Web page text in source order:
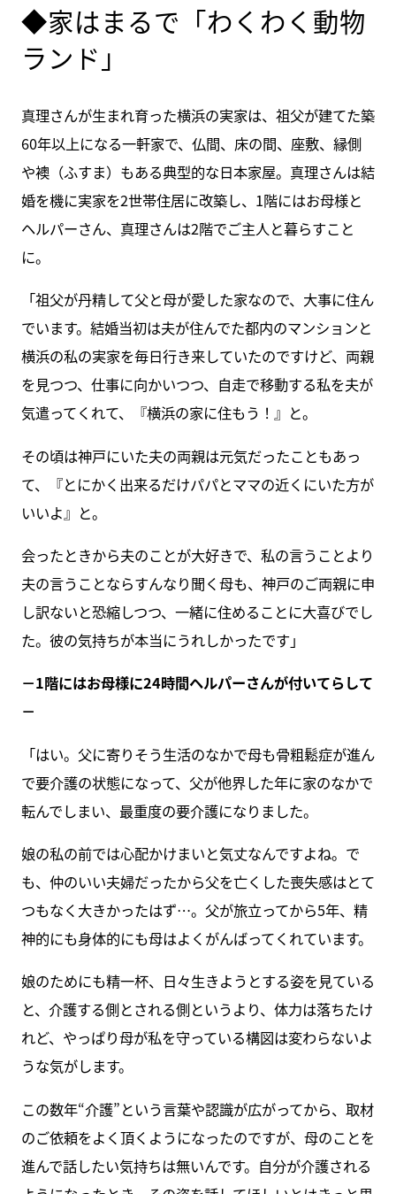
◆家はまるで「わくわく動物
ランド」
真理さんが生まれ育った横浜の実家は、祖父が建てた築
60年以上になる一軒家で、仏間、床の間、座敷、縁側
や襖（ふすま）もある典型的な日本家屋。真理さんは結
婚を機に実家を2世帯住居に改築し、1階にはお母様と
ヘルパーさん、真理さんは2階でご主人と暮らすこと
に。
「祖父が丹精して父と母が愛した家なので、大事に住ん
でいます。結婚当初は夫が住んでた都内のマンションと
横浜の私の実家を毎日行き来していたのですけど、両親
を見つつ、仕事に向かいつつ、自走で移動する私を夫が
気遣ってくれて、『横浜の家に住もう！』と。
その頃は神戸にいた夫の両親は元気だったこともあっ
て、『とにかく出来るだけパパとママの近くにいた方が
いいよ』と。
会ったときから夫のことが大好きで、私の言うことより
夫の言うことならすんなり聞く母も、神戸のご両親に申
し訳ないと恐縮しつつ、一緒に住めることに大喜びでし
た。彼の気持ちが本当にうれしかったです」
－1階にはお母様に24時間ヘルパーさんが付いてらして
－
「はい。父に寄りそう生活のなかで母も骨粗鬆症が進ん
で要介護の状態になって、父が他界した年に家のなかで
転んでしまい、最重度の要介護になりました。
娘の私の前では心配かけまいと気丈なんですよね。で
も、仲のいい夫婦だったから父を亡くした喪失感はとて
つもなく大きかったはず…。父が旅立ってから5年、精
神的にも身体的にも母はよくがんばってくれています。
娘のためにも精一杯、日々生きようとする姿を見ている
と、介護する側とされる側というより、体力は落ちたけ
れど、やっぱり母が私を守っている構図は変わらないよ
うな気がします。
この数年“介護”という言葉や認識が広がってから、取材
のご依頼をよく頂くようになったのですが、母のことを
進んで話したい気持ちは無いんです。自分が介護される